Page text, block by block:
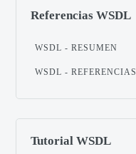
Referencias WSDL
WSDL - RESUMEN
WSDL - REFERENCIAS
Tutorial WSDL